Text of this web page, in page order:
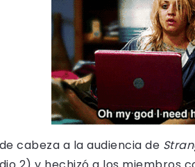
cabeza a la audiencia de